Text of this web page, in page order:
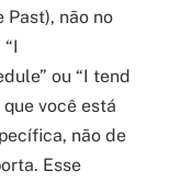
Past), não no
ou “I tend
você está
não de
Esse